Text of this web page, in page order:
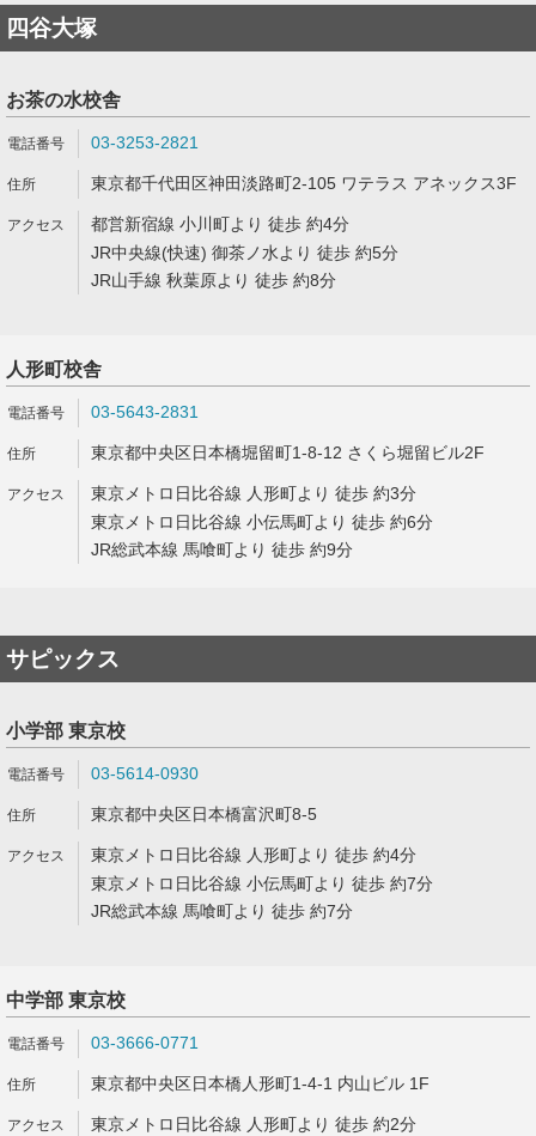
四谷大塚
お茶の水校舎
03-3253-2821
東京都千代田区神田淡路町2-105 ワテラス アネックス3F
都営新宿線 小川町より 徒歩 約4分
JR中央線(快速) 御茶ノ水より 徒歩 約5分
JR山手線 秋葉原より 徒歩 約8分
人形町校舎
03-5643-2831
東京都中央区日本橋堀留町1-8-12 さくら堀留ビル2F
東京メトロ日比谷線 人形町より 徒歩 約3分
東京メトロ日比谷線 小伝馬町より 徒歩 約6分
JR総武本線 馬喰町より 徒歩 約9分
サピックス
小学部 東京校
03-5614-0930
東京都中央区日本橋富沢町8-5
東京メトロ日比谷線 人形町より 徒歩 約4分
東京メトロ日比谷線 小伝馬町より 徒歩 約7分
JR総武本線 馬喰町より 徒歩 約7分
中学部 東京校
03-3666-0771
東京都中央区日本橋人形町1-4-1 内山ビル 1F
東京メトロ日比谷線 人形町より 徒歩 約2分